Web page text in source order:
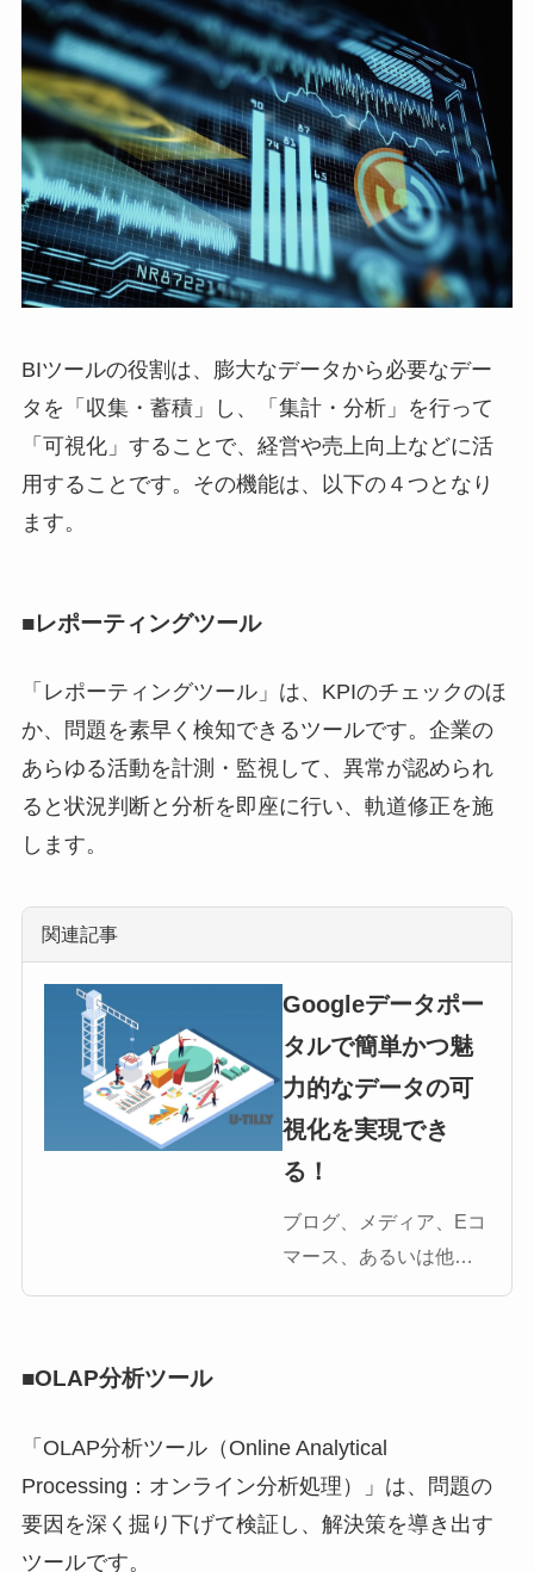
BIツールの役割は、膨大なデータから必要なデー
タを「収集・蓄積」し、「集計・分析」を行って
「可視化」することで、経営や売上向上などに活
用することです。 その機能は、以下の４つとなり
ます。
■レポーティングツール
「レポーティングツール」は、KPIのチェックのほ
か、問題を素早く検知できるツールです。企業の
あらゆる活動を計測・監視して、異常が認められ
ると状況判断と分析を即座に行い、軌道修正を施
します。
関連記事
Googleデータポー
タルで簡単かつ魅
力的なデータの可
視化を実現でき
る！
ブログ、メディア、Eコ
マース、あるいは他の
WEBビジネスにおいて
きているかと思いま
す。本エントリは、
Googleが提供する無料
■OLAP分析ツール
「OLAP分析ツール（Online Analytical
Processing：オンライン分析処理）」は、問題の
要因を深く掘り下げて検証し、解決策を導き出す
ツールです。